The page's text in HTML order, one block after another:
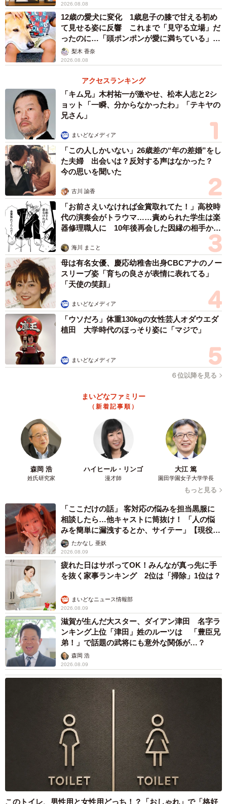
2026.08.08
12歳の愛犬に変化 1歳息子の膝で甘える初め
て見せる姿に反響 これまで「見守る立場」だ
ったのに…「頭ポンポンが愛に満ちている」
「尊…」
梨木 香奈
2026.08.08
アクセスランキング
「キム兄」木村祐一が激やせ、松本人志と2シ
ョット「一瞬、分からなかったわ」「テキヤの
兄さん」
まいどなメディア
「この人しかいない」26歳差の“年の差婚”をし
た夫婦 出会いは？反対する声はなかった？
今の思いを聞いた
古川 諭香
「お前さえいなければ金賞取れてた！」高校時
代の演奏会がトラウマ……責められた学生は楽
器修理職人に 10年後再会した因縁の相手から
海川 まこと
母は有名女優、慶応幼稚舎出身CBCアナのノー
スリーブ姿「育ちの良さが表情に表れてる」
「天使の笑顔」
まいどなメディア
「ウソだろ」体重130kgの女性芸人オダウエダ
植田 大学時代のほっそり姿に「マジで」
まいどなメディア
６位以降を見る
まいどなファミリー
（新着記事順）
森岡 浩
姓氏研究家
ハイヒール・リンゴ
漫才師
大江 篤
園田学園女子大学学長
もっと見る
「ここだけの話」 客対応の悩みを担当黒服に
相談したら…他キャストに筒抜け！ 「人の悩
みを簡単に漏洩するとか、サイテー」【現役キ
ャストに取材】
たかなし 亜妖
2026.08.09
疲れた日はサボってOK！みんなが真っ先に手
を抜く家事ランキング 2位は「掃除」1位は？
まいどなニュース情報部
2026.08.09
滋賀が生んだ大スター、ダイアン津田 名字ラ
ンキング上位「津田」姓のルーツは 「豊臣兄
弟！」で話題の武将にも意外な関係が…？
森岡 浩
2026.08.09
このトイレ、男性用と女性用どっち！？「おしゃれ」で「格好